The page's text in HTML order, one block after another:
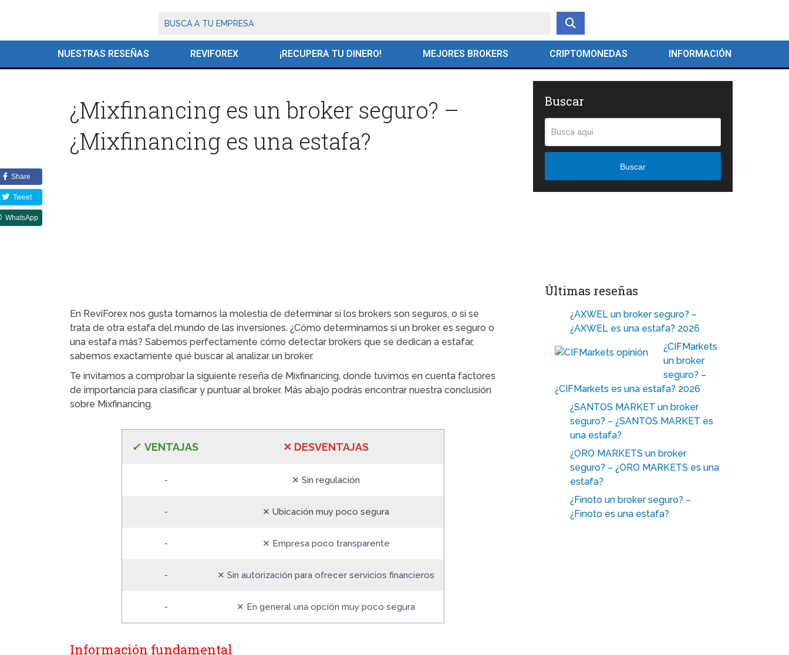
NUESTRAS RESEÑAS REVIFOREX ¡RECUPERA TU DINERO! MEJORES BROKERS CRIPTOMONEDAS INFORMACIÓN
¿Mixfinancing es un broker seguro? –
¿Mixfinancing es una estafa?
En ReviForex nos gusta tomarnos la molestia de determinar si los brokers son seguros, o si se
trata de otra estafa del mundo de las inversiones. ¿Cómo determinamos si un broker es seguro o
una estafa más? Sabemos perfectamente cómo detectar brokers que se dedican a estafar,
sabemos exactamente qué buscar al analizar un broker.
Te invitamos a comprobar la siguiente reseña de Mixfinancing, donde tuvimos en cuenta factores
de importancia para clasificar y puntuar al broker. Más abajo podrás encontrar nuestra conclusión
sobre Mixfinancing.
✓VENTAJAS ✕ DESVENTAJAS
- ✕ Sin regulación
- ✕ Ubicación muy poco segura
- ✕ Empresa poco transparente
- ✕ Sin autorización para ofrecer servicios financieros
- ✕ En general una opción muy poco segura
Información fundamental
Share
Tweet
WhatsApp
Buscar
Buscar
Últimas reseñas
¿AXWEL un broker seguro? –
¿AXWEL es una estafa? 2026
¿CIFMarkets
un broker
seguro? –
¿CIFMarkets es una estafa? 2026
¿SANTOS MARKET un broker
seguro? – ¿SANTOS MARKET es
una estafa?
¿ORO MARKETS un broker
seguro? – ¿ORO MARKETS es una
estafa?
¿Finoto un broker seguro? –
¿Finoto es una estafa?